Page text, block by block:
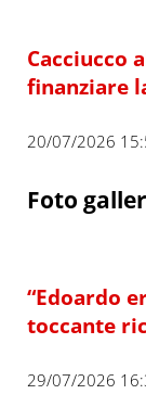
Cacciucco
finanziare
20/07/2026
Foto
“Edoardo
toccante
29/07/2026